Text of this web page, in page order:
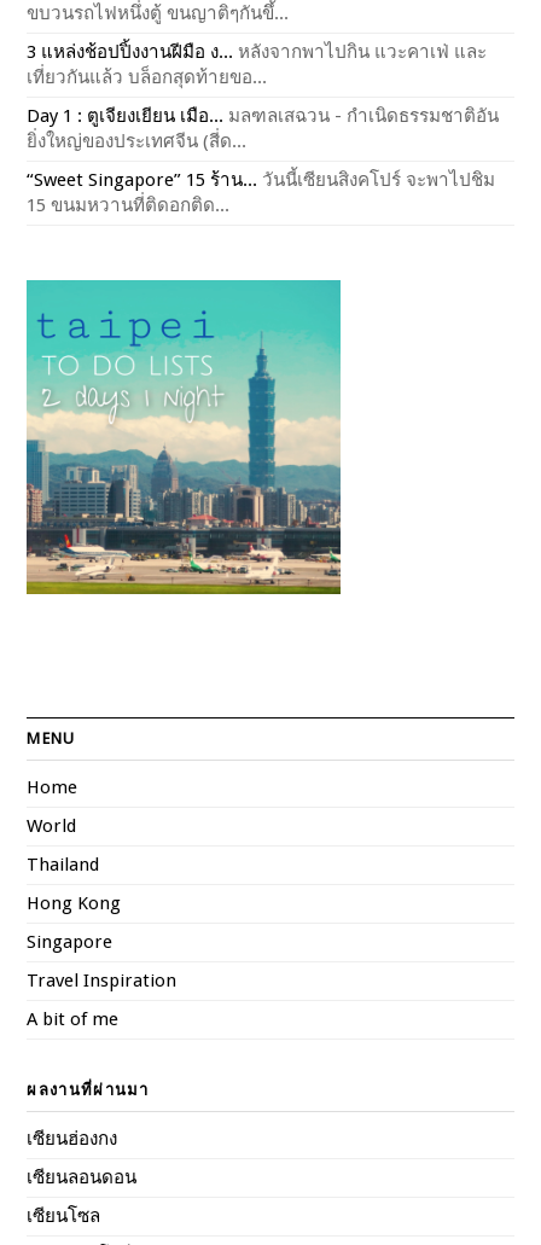
ขบวนรถไฟหนึ่งตู้ ขนญาติๆกันขึ้...
3 แหล่งช้อปปิ้งงานฝีมือ ง... หลังจากพาไปกิน แวะคาเฟ่ และ
เที่ยวกันแล้ว บล็อกสุดท้ายขอ...
Day 1 : ตูเจียงเยียน เมือ... มลฑลเสฉวน - กำเนิดธรรมชาติอัน
ยิ่งใหญ่ของประเทศจีน (สี่ด...
“Sweet Singapore” 15 ร้าน... วันนี้เซียนสิงคโปร์ จะพาไปชิม
15 ขนมหวานที่ติดอกติด...
MENU
Home
World
Thailand
Hong Kong
Singapore
Travel Inspiration
A bit of me
ผลงานที่ผ่านมา
เซียนฮ่องกง
เซียนลอนดอน
เซียนโซล